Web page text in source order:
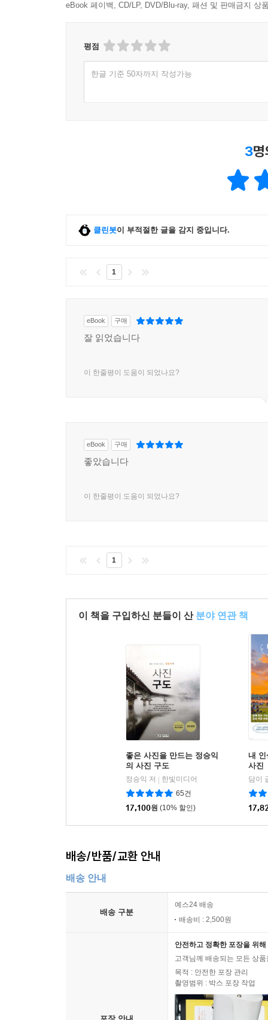
eBook 페이백, CD/LP, DVD/Blu-ray, 패션 및 판매금지 상
평점
한글 기준 50자까지 작성가능
3
클린봇이 부적절한 글을 감지 중입니다.
1
eBook 구매
잘 읽었습니다
이 한줄평이 도움이 되었나요?
eBook 구매
좋았습니다
이 한줄평이 도움이 되었나요?
1
이 책을 구입하신 분들이 산 분야 연관 책
좋은 사진을 만드는 정승익
의 사진 구도
정승익 저
한빛미디어
65건
17,100원 (10% 할인)
내 인
사진
담이
배송/반품/교환 안내
배송 안내
배송 구분
예스24 배송
배송비 : 2,500원
안전하고 정확한 포장을 위
고객님께 배송되는 모든 상
목적 : 안전한 포장 관리
촬영범위 : 박스 포장 작업